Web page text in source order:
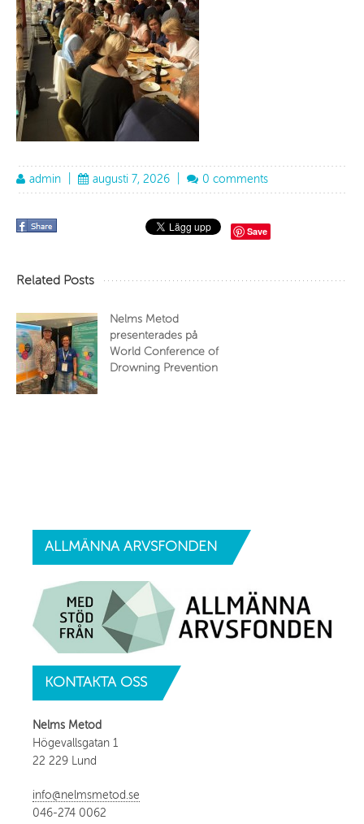
admin augusti 7, 2026 0 comments
Save
Related Posts
Nelms Metod
presenterades på
World Conference of
Drowning Prevention
ALLMÄNNA ARVSFONDEN
KONTAKTAOSS
Nelms Metod
Högevallsgatan 1
22 229 Lund
info@nelmsmetod.se
046-274 0062